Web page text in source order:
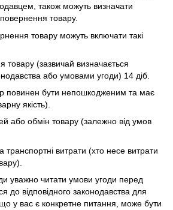
також можуть визначати
товару.
товару можуть включати такі
товару (зазвичай визначається
або умовами угоди) 14 діб.
повинен бути непошкодженим та має
якість).
або обмін товару (залежно від умов
транспортні витрати (хто несе витрати
уважно читати умови угоди перед
до відповідного законодавства для
у вас є конкретне питання, може бути